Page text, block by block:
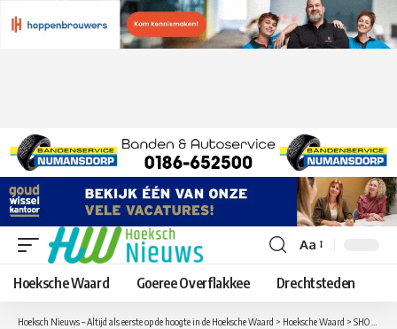
Lettergrootte
aanpassen
Aa
Hoeksche Waard Goeree Overflakkee Drechtsteden
Hoeksch Nieuws – Altijd als eerste op de hoogte in de Hoeksche Waard > Hoeksche Waard > SHO onderuit tegen RVVH